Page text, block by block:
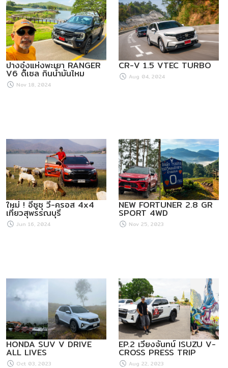
ปางอุ๋งแห่งพะเยา RANGER
V6 ดีเซล กินน้ำมันไหม
Nov 18, 2024
CR-V 1.5 VTEC TURBO
Aug 04, 2024
ใหม่ ! อีซูซุ วี-ครอส 4x4
เที่ยวสุพรรณบุรี
Jun 16, 2024
NEW FORTUNER 2.8 GR
SPORT 4WD
Nov 25, 2023
HONDA SUV V DRIVE
ALL LIVES
Oct 03, 2023
EP.2 เวียงจันทน์ ISUZU V-
CROSS PRESS TRIP
Aug 22, 2023